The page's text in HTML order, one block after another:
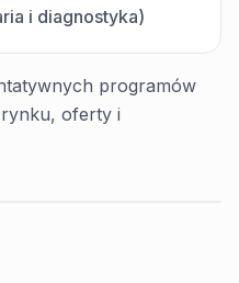
i diagnostyka)
programów
oferty i